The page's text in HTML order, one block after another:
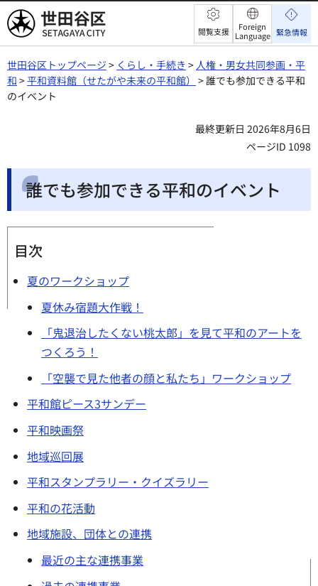
世田谷区 閲覧支援
Foreign
Language 緊急情報
世田谷区トップページ > くらし・手続き > 人権・男女共同参画・平
和 >平和資料館（せたがや未来の平和館） > 誰でも参加できる平和
のイベント
最終更新日 2026年8月6日
ページID 1098
誰でも参加できる平和のイベント
目次
夏のワークショップ
夏休み宿題大作戦！
「鬼退治したくない桃太郎」を見て平和のアートを
つくろう！
「空襲で見た他者の顔と私たち」ワークショップ
平和館ピース3サンデー
平和映画祭
地域巡回展
平和スタンプラリー・クイズラリー
平和の花活動
地域施設、団体との連携
最近の主な連携事業